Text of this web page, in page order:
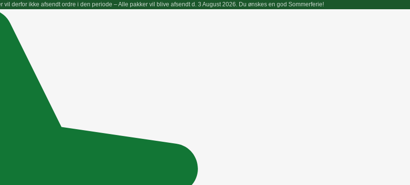
vil derfor ikke afsendt ordre i den periode – Alle pakker vil blive afsendt d. 3 August 2026. Du ønskes en god Sommerferie!